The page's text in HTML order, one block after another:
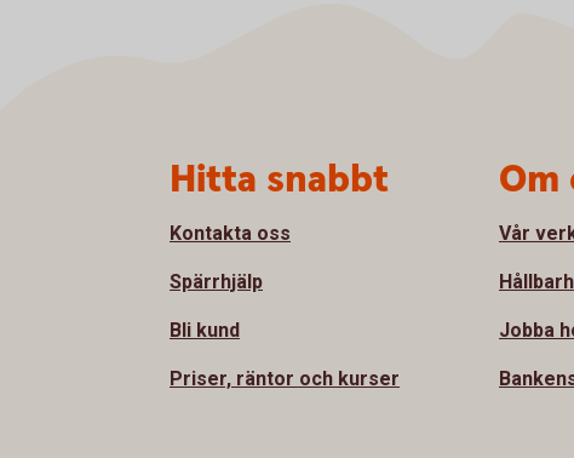
Hitta snabbt
Kontakta oss
Spärrhjälp
Bli kund
Priser, räntor och kurser
Om
Vår
Jobba